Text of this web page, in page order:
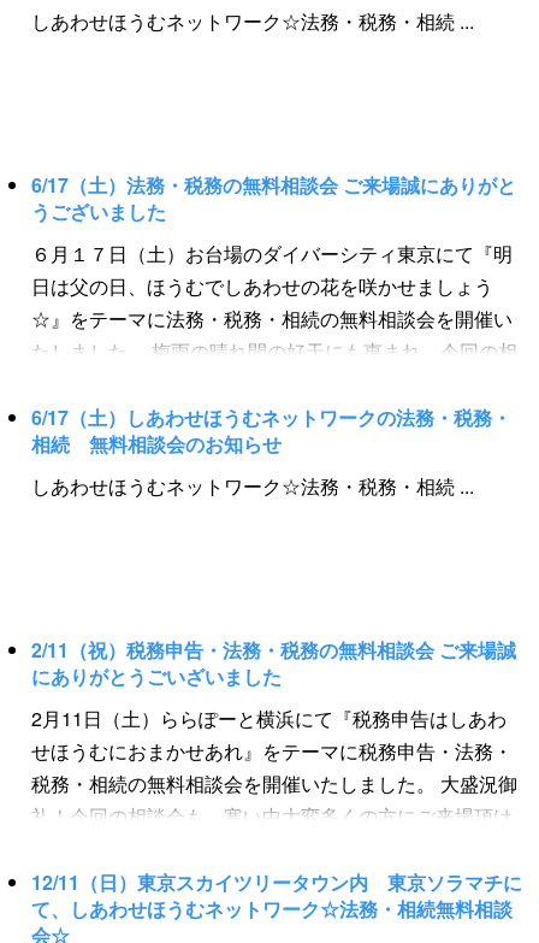
ご相談、ライフプランの相談、相続・遺言の相談など幅
ご反響をいただきまして誠にありがとうございました。
一人でも多くの方々へ、法務・税務の専門知識やノウハ
ウをお伝えし、幸せを届けたい。 これからも私たち し
あわせほうむ の活動を知っていただけるよう無料相談
会を開催したいと思います。 次回は平成３０年２月。詳
細は随時お知らせいたします。 今後ともよろしくお願い
スペース、しあわせほうむに相談しよう』 【日時】 １
０月１４日（土） ...
しあわせほうむネットワーク☆法務・税務・相続 ...
6/17（土）法務・税務の無料相談会 ご来場誠にありがと
うございました
６月１７日（土）お台場のダイバーシティ東京にて『明
日は父の日、ほうむでしあわせの花を咲かせましょう
☆』をテーマに法務・税務・相続の無料相談会を開催い
たしました。 梅雨の晴れ間の好天にも恵まれ、今回の相
７．３０☆鈴鹿８時間耐久ロードレース☆がんばれ！Ｔ
ｅａｍ ...
6/17（土）しあわせほうむネットワークの法務・税務・
相続 無料相談会のお知らせ
しあわせほうむネットワーク☆法務・税務・相続 ...
2/11（祝）税務申告・法務・税務の無料相談会 ご来場誠
にありがとうごいざいました
2月11日（土）ららぽーと横浜にて『税務申告はしあわ
せほうむにおまかせあれ』をテーマに税務申告・法務・
税務・相続の無料相談会を開催いたしました。 大盛況御
礼！今回の相談会も、寒い中大変多くの方にご来場頂け
相談会となりました。そしてたくさんの方にバレンタイ
ンチョコをお渡しすることができました。ご来場頂いた
12/11（日）東京スカイツリータウン内 東京ソラマチに
て、しあわせほうむネットワーク☆法務・相続無料相談
会☆